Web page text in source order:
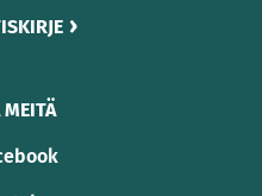
MEITÄ